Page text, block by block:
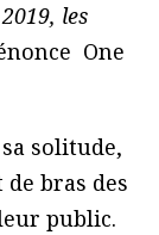
les
One
solitude,
bras des
public.